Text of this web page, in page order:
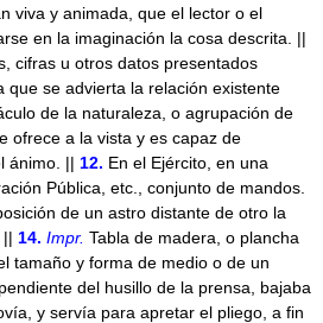
viva y animada, que el lector o el
en la imaginación la cosa descrita. ||
cifras u otros datos presentados
que se advierta la relación existente
de la naturaleza, o agrupación de
ofrece a la vista y es capaz de
ánimo. || 12. En el Ejército, en una
Pública, etc., conjunto de mandos.
de un astro distante de otro la
|| 14. Impr. Tabla de madera, o plancha
tamaño y forma de medio o de un
del husillo de la prensa, bajaba
y servía para apretar el pliego, a fin